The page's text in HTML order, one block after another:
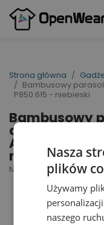
Strona główna
Bambusowy parasol
P850.615 - niebieski
Bambusowy
automatyczny
AWARE™
niebieski
Nr artykułu dostawcy:
Nasza
plików
Używamy
naszego